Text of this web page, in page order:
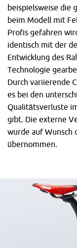
beispielsweise die
beim Modell mit
Profis gefahren
identisch mit der
Entwicklung des
Technologie
Durch variierende
es bei den
Qualitätsverluste
gibt. Die externe
wurde auf Wunsch
übernommen.